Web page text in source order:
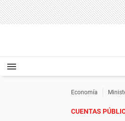
Economía
CUENTAS